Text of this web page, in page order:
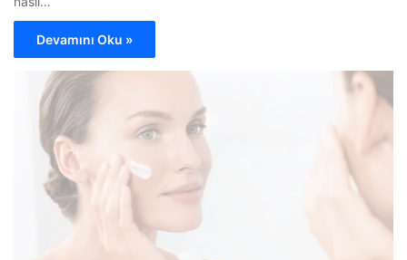
Devamını Oku »